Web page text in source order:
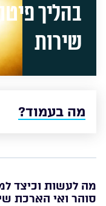
בהליך
שירות
מה בעמוד?
מה לעשות וכיצד
סוהר ואי הארכת